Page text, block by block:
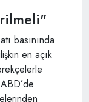
basınında
en açık